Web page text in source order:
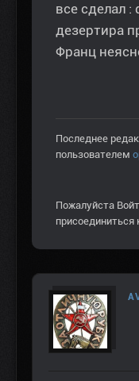
все сделал
дезертира
Франц
Последнее
пользователем
Пожалуйста
присоединиться